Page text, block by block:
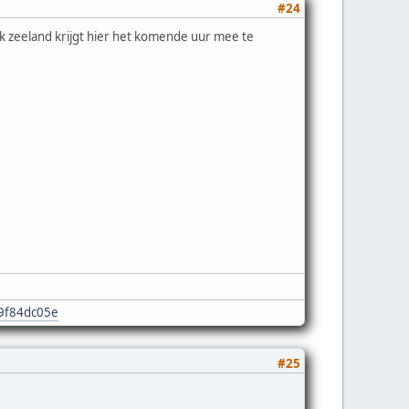
#24
zeeland krijgt hier het komende uur mee te
#25